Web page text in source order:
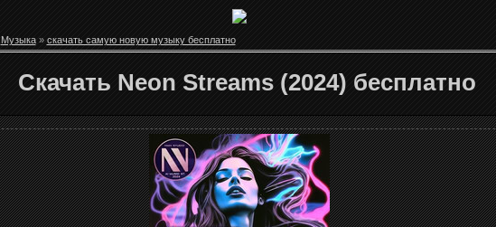
Музыка» скачать самую новую музыку бесплатно
Скачать Neon Streams (2024) бесплатно